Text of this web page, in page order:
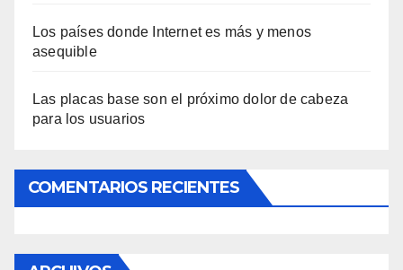
Los países donde Internet es más y menos
asequible
Las placas base son el próximo dolor de cabeza
para los usuarios
COMENTARIOS RECIENTES